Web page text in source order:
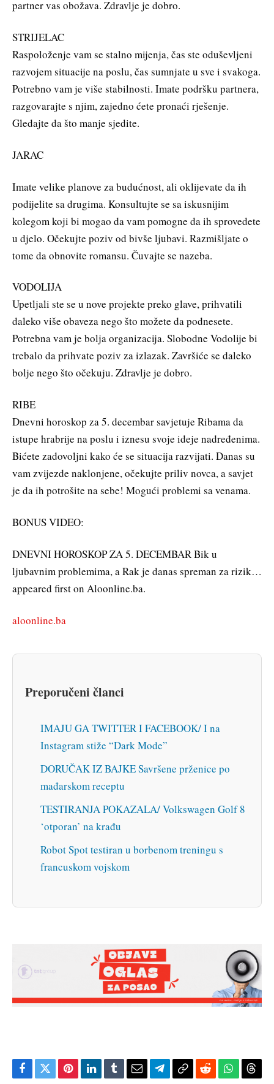
partner vas obožava. Zdravlje je dobro.
STRIJELAC
Raspoloženje vam se stalno mijenja, čas ste oduševljeni
razvojem situacije na poslu, čas sumnjate u sve i svakoga.
Potrebno vam je više stabilnosti. Imate podršku partnera,
razgovarajte s njim, zajedno ćete pronaći rješenje.
Gledajte da što manje sjedite.
JARAC
Imate velike planove za budućnost, ali oklijevate da ih
podijelite sa drugima. Konsultujte se sa iskusnijim
kolegom koji bi mogao da vam pomogne da ih sprovedete
u djelo. Očekujte poziv od bivše ljubavi. Razmišljate o
tome da obnovite romansu. Čuvajte se nazeba.
VODOLIJA
Upetljali ste se u nove projekte preko glave, prihvatili
daleko više obaveza nego što možete da podnesete.
Potrebna vam je bolja organizacija. Slobodne Vodolije bi
trebalo da prihvate poziv za izlazak. Završiće se daleko
bolje nego što očekuju. Zdravlje je dobro.
RIBE
Dnevni horoskop za 5. decembar savjetuje Ribama da
istupe hrabrije na poslu i iznesu svoje ideje nadređenima.
Bićete zadovoljni kako će se situacija razvijati. Danas su
vam zvijezde naklonjene, očekujte priliv novca, a savjet
je da ih potrošite na sebe! Mogući problemi sa venama.
BONUS VIDEO:
DNEVNI HOROSKOP ZA 5. DECEMBAR Bik u
ljubavnim problemima, a Rak je danas spreman za rizik…
appeared first on Aloonline.ba.
aloonline.ba
Preporučeni članci
IMAJU GA TWITTER I FACEBOOK/ I na
Instagram stiže “Dark Mode”
DORUČAK IZ BAJKE Savršene prženice po
mađarskom receptu
TESTIRANJA POKAZALA/ Volkswagen Golf 8
‘otporan’ na krađu
Robot Spot testiran u borbenom treningu s
francuskom vojskom
Facebook
TwitterPinterestLinkedIn
TumblrEmailTelegram
CopyReddit